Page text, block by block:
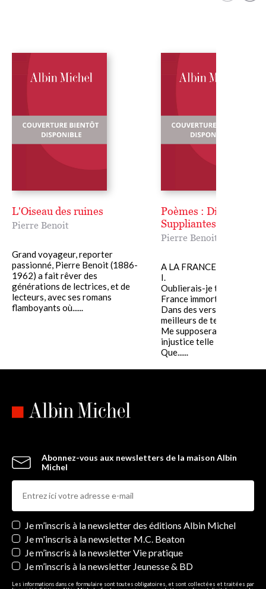
L'Oiseau des ruines
Pierre Benoit
Grand voyageur, reporter
passionné, Pierre Benoit (1886-
1962) a fait rêver des
générations de lectrices, et de
lecteurs, avec ses romans
flamboyants où......
Poèmes : Diadumène,
Suppliantes
Pierre Benoit
A LA FRANCE
I.
Oublierais-je ton nom,
France immortelle,
Dans des vers consacrés
meilleurs de tes fils ?
Me supposerais-tu d'une
injustice telle
Que......
Abonnez-vous aux newsletters de la maison Albin
Michel
Newsletters
Je m’inscris à la newsletter des éditions Albin Michel
Je m'inscris à la newsletter M.C. Beaton
Je m’inscris à la newsletter Vie pratique
Je m’inscris à la newsletter Jeunesse & BD
Les informations dans ce formulaire sont toutes obligatoires, et sont collectées et traitées par